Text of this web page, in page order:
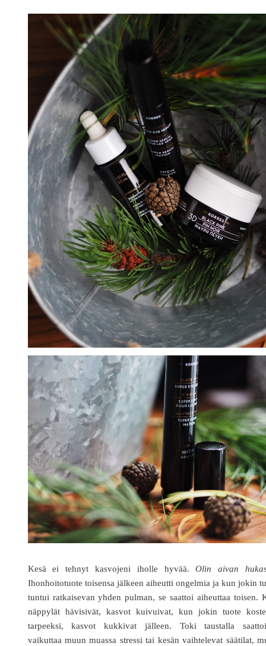
Kesä ei tehnyt kasvojeni iholle hyvää.Olin aivan
Ihonhoitotuote toisensa jälkeen aiheutti ongelmia ja kun jokin
tuntui ratkaisevan yhden pulman, se saattoi aiheuttaa toisen.
näppylät hävisivät, kasvot kuivuivat, kun jokin tuote
tarpeeksi, kasvot kukkivat jälleen. Toki taustalla
vaikuttaa muun muassa stressi tai kesän vaihtelevat säätilat,